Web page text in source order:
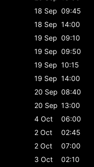
18 Sep 09:45
18 Sep 14:00
19 Sep 09:10
19 Sep 09:50
19 Sep 10:15
19 Sep 14:00
20 Sep 08:40
20 Sep 13:00
4 Oct
06:00
2 Oct
02:45
2 Oct
07:00
3 Oct
02:10